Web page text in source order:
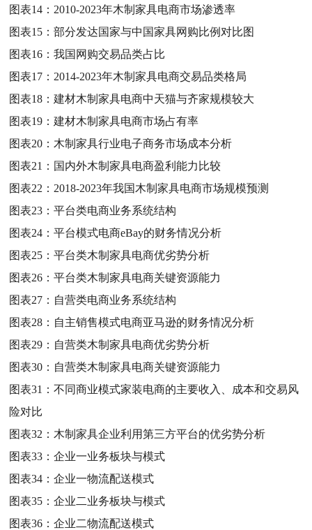
图表14： 2010-2023年木制家具电商市场渗透率
图表15：部分发达国家与中国家具网购比例对比图
图表16：我国网购交易品类占比
图表17： 2014-2023年木制家具电商交易品类格局
图表18：建材木制家具电商中天猫与齐家规模较大
图表19：建材木制家具电商市场占有率
图表20： 木制家具行业电子商务市场成本分析
图表21： 国内外木制家具电商盈利能力比较
图表22： 2018-2023年我国木制家具电商市场规模预测
图表23：平台类电商业务系统结构
图表24：平台模式电商eBay的财务情况分析
图表25：平台类木制家具电商优劣势分析
图表26：平台类木制家具电商关键资源能力
图表27： 自营类电商业务系统结构
图表28： 自主销售模式电商亚马逊的财务情况分析
图表29： 自营类木制家具电商优劣势分析
图表30： 自营类木制家具电商关键资源能力
图表31：不同商业模式家装电商的主要收入、成本和交易风
险对比
图表32： 木制家具企业利用第三方平台的优劣势分析
图表33：企业一业务板块与模式
图表34：企业一物流配送模式
图表35：企业二业务板块与模式
图表36：企业二物流配送模式